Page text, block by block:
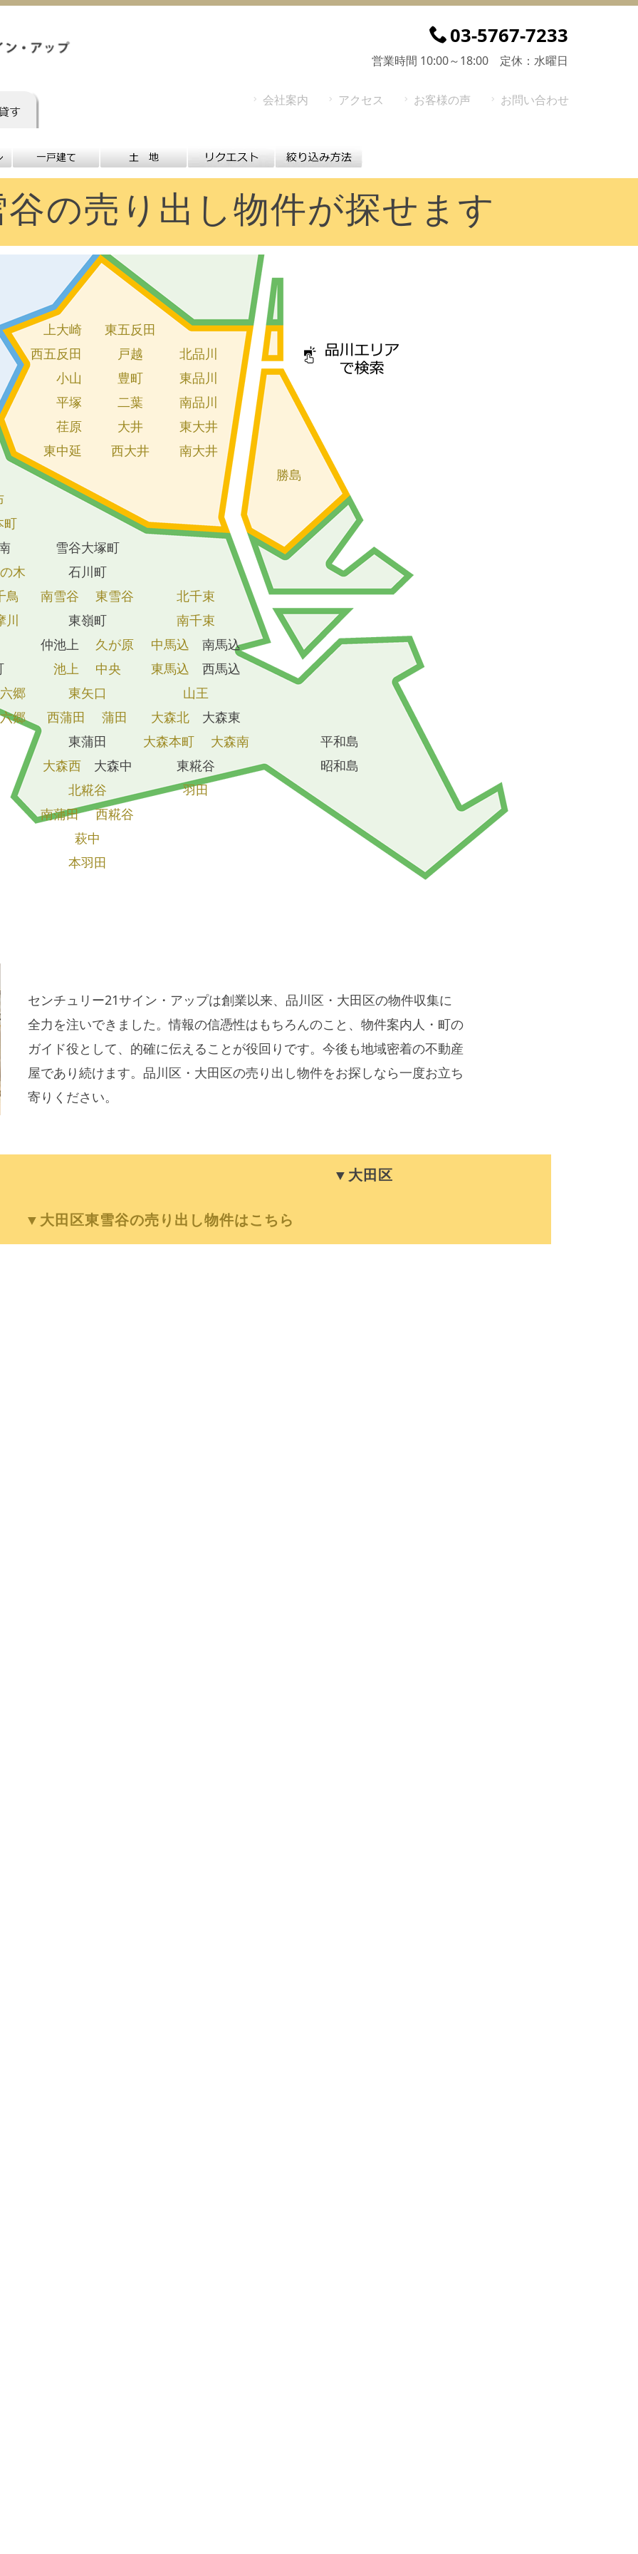
03-5767-7233
営業時間 10:00～18:00 定休：水曜日
会社案内 アクセス お客様の声 お問い合わせ
の売り出し物件が探せます
上大崎
西五反田
小山
平塚
荏原
東中延
東五反田
戸越
豊町
二葉
大井
西大井
北品川
東品川
南品川
東大井
南大井
勝島
町
木
鳥
川
郷
郷
雪谷大塚町
石川町
南雪谷
東雪谷
東嶺町
仲池上 久が原
池上
中央
東矢口
西蒲田
蒲田
東蒲田
大森西大森中
北糀谷
南蒲田
西糀谷
萩中
本羽田
北千束
南千束
中馬込 南馬込
東馬込 西馬込
山王
大森北 大森東
大森本町
大森南
東糀谷
羽田
平和島
昭和島
センチュリー21サイン・アップは創業以来、品川区・大田区の物件収集に
全力を注いできました。情報の信憑性はもちろんのこと、物件案内人・町の
ガイド役として、的確に伝えることが役回りです。今後も地域密着の不動産
屋であり続けます。品川区・大田区の売り出し物件をお探しなら一度お立ち
寄りください。
▼大田区
▼大田区東雪谷の売り出し物件はこちら